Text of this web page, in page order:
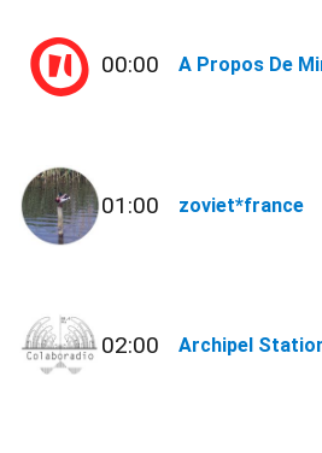
00:00 A Propos De
01:00 zoviet*france
02:00 Archipel